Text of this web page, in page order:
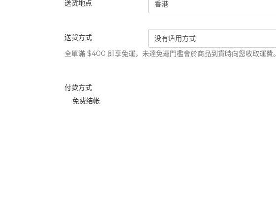
送货地点
送货方式
全單滿 $400 即享免運，未達免運門檻會於商品到貨時向您收取運費。
付款方式
免费结帐